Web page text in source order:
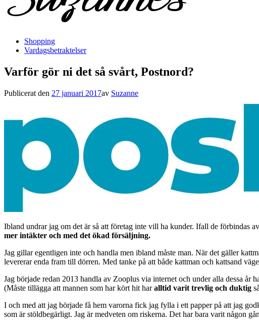
Shopping
Vardagsbetraktelser
Varför gör ni det så svårt, Postnord?
Publicerat den 27 januari 2017av Suzanne
Ibland undrar jag om det är så att företag inte vill ha kunder. Ifall de förbindas
mer intäkter och med det ökad försäljning.
Jag gillar egentligen inte och handla men ibland måste man. När det gäller
levererar enda fram till dörren. Med tanke på att både kattman och kattsand
Jag började redan 2013 handla av Zooplus via internet och under alla dessa
(Måste tillägga att mannen som har kört hit haralltid varit trevlig och duktig
I och med att jag började få hem varorna fick jag fylla i ett papper på att jag
som är stöldbegärligt. Jag är medveten om riskerna. Det har bara varit någon